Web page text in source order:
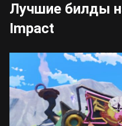
Лучшие билды
Impact